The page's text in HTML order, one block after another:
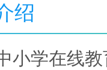
绍
学在线教